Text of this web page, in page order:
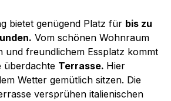
bietet genügend Platz für bis zu
Vom schönen Wohnraum
und freundlichem Essplatz kommt
überdachte Terrasse. Hier
Wetter gemütlich sitzen. Die
versprühen italienischen